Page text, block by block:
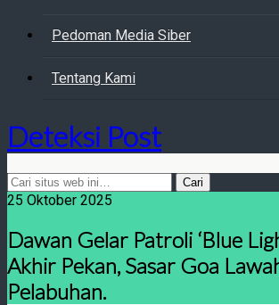
Pedoman Media Siber
Tentang Kami
Deteksi Post
25 Oktober 2025
Dawan Gelar Patroli ‘Blue
Akhir Pekan, Sasar Goa
Pelabuhan.